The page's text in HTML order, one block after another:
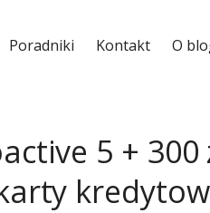
Poradniki Kontakt O
5 + 300